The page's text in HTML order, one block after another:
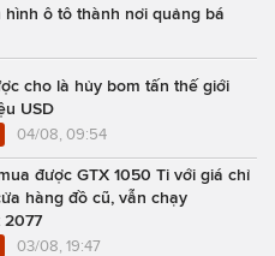
ô tô thành nơi quảng bá
cho là hủy bom tấn thế giới
USD
04/08, 09:54
được GTX 1050 Ti với giá chỉ
hàng đồ cũ, vẫn chạy
2077
03/08, 19:47